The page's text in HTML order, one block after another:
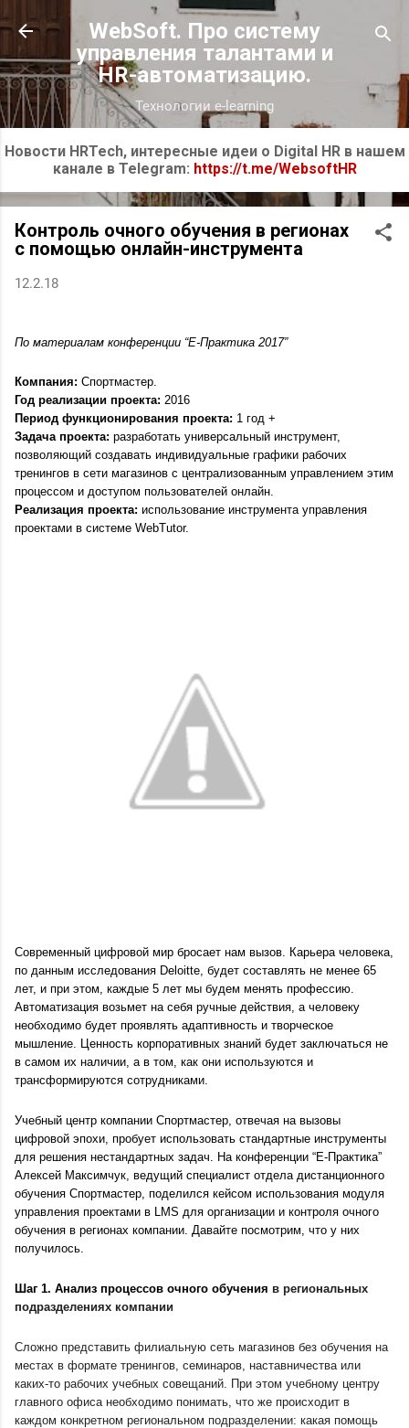
К основному контенту
WebSoft. Про систему
управления талантами и
HR-автоматизацию.
Технологии e-learning
Новости HRTech, интересные идеи о Digital HR в нашем
канале в Telegram: https://t.me/WebsoftHR
Контроль очного обучения в регионах
с помощью онлайн-инструмента
12.2.18
По материалам конференции “Е-Практика 2017”
Компания: Спортмастер.
Год реализации проекта: 2016
Период функционирования проекта: 1 год +
Задача проекта: разработать универсальный инструмент,
позволяющий создавать индивидуальные графики рабочих
тренингов в сети магазинов с централизованным управлением этим
процессом и доступом пользователей онлайн.
Реализация проекта: использование инструмента управления
проектами в системе WebTutor.
Современный цифровой мир бросает нам вызов. Карьера человека,
по данным исследования Deloitte, будет составлять не менее 65
лет, и при этом, каждые 5 лет мы будем менять профессию.
Автоматизация возьмет на себя ручные действия, а человеку
необходимо будет проявлять адаптивность и творческое
мышление. Ценность корпоративных знаний будет заключаться не
в самом их наличии, а в том, как они используются и
трансформируются сотрудниками.
Учебный центр компании Спортмастер, отвечая на вызовы
цифровой эпохи, пробует использовать стандартные инструменты
для решения нестандартных задач. На конференции “Е-Практика”
Алексей Максимчук, ведущий специалист отдела дистанционного
обучения Спортмастер, поделился кейсом использования модуля
управления проектами в LMS для организации и контроля очного
обучения в регионах компании. Давайте посмотрим, что у них
получилось.
Шаг 1. Анализ процессов очного обучения в региональных
подразделениях компании
Сложно представить филиальную сеть магазинов без обучения на
местах в формате тренингов, семинаров, наставничества или
каких-то рабочих учебных совещаний. При этом учебному центру
главного офиса необходимо понимать, что же происходит в
каждом конкретном региональном подразделении: какая помощь